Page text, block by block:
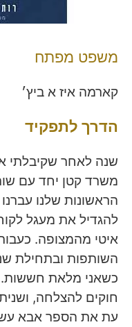
משפט מפתח
קארמה איז א ביץ׳
הדרך לתפקיד
שנה לאחר שקיבלתי
משרד קטן יחד עם
הראשונות שלנו
להגדיל את מעגל
כשאני מלאת
חוקים להצלחה,
עת את הספר אבא